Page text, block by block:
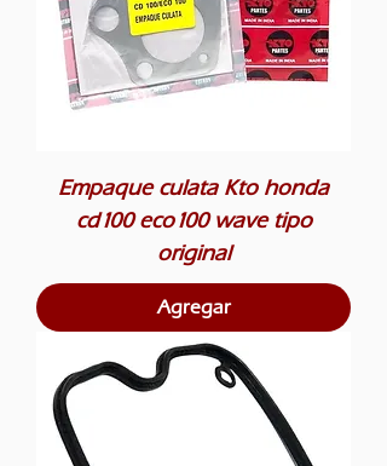
Empaque culata Kto honda
cd100 eco100 wave tipo
original
Agregar